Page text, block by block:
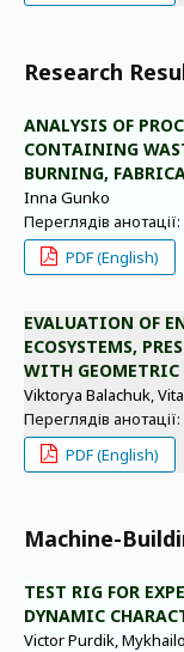
Research
ANALYSIS OF
CONTAINING
BURNING,
Inna Gunko
Переглядів
PDF (English)
EVALUATION OF
ECOSYSTEMS,
WITH GEOMETRIC
Viktorya Balachuk,
Переглядів
PDF (English)
Machine-
TEST RIG FOR
DYNAMIC
Victor Purdik,